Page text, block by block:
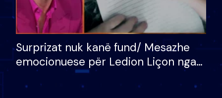
Surprizat nuk kanë fund/ Mesazhe
emocionuese për Ledion Liçon nga
nëna dhe fëmijët e tij, moderatori
nuk i mban dot lotët: Nuk meritoj…